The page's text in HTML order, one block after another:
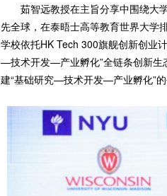
茹智远教授在主旨分享中围绕大
先全球，在泰晤士高等教育世界大学
学校依托HK Tech 300旗舰创新创业
—技术开发—产业孵化”全链条创新生
建“基础研究—技术开发—产业孵化”的